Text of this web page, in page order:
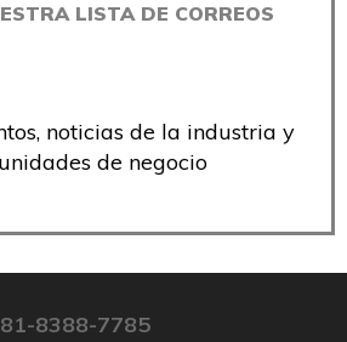
LISTA DE CORREOS
noticias de la industria y
de negocio
81-8388-7785